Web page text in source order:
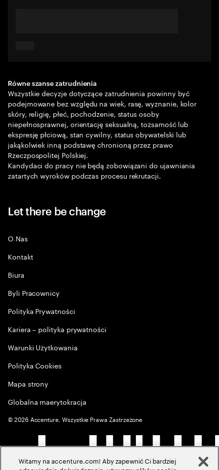
Równe szanse zatrudnienia
Wszystkie decyzje dotyczące zatrudnienia powinny być
podejmowane bez względu na wiek, rasę, wyznanie, kolor
skóry, religię, płeć, pochodzenie, status osoby
niepełnosprawnej, orientację seksualną, tożsamość lub
ekspresję płciową, stan cywilny, status obywatelski lub
jakąkolwiek inną podstawę chronioną przez prawo
Rzeczpospolitej Polskiej.
Kandydaci do pracy nie będą zobowiązani do ujawniania
zatartych wyroków podczas procesu rekrutacji.
Let there be change
O Nas
Kontakt
Biura
Byli Pracownicy
Polityka Prywatności
Kariera – polityka prywatności
Warunki Użytkowania
Polityka Cookies
Mapa strony
Globalna maerytokracja
©2026 Accenture, Wszystkie Prawa Zastrzeżone
Witamy na accenture.com! Aby zapewnić Ci bardziej